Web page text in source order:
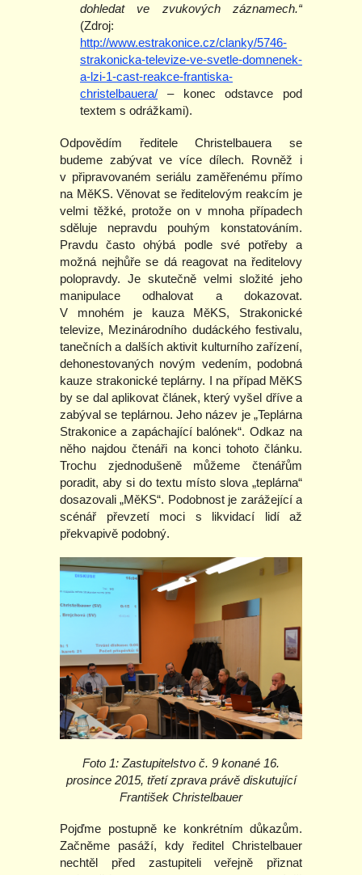
dohledat ve zvukových záznamech.“
(Zdroj:
http://www.estrakonice.cz/clanky/5746-
strakonicka-televize-ve-svetle-domnenek-
a-lzi-1-cast-reakce-frantiska-
christelbauera/ – konec odstavce pod
textem s odrážkami).
Odpovědím ředitele Christelbauera se
budeme zabývat ve více dílech. Rovněž i
v připravovaném seriálu zaměřenému přímo
na MěKS. Věnovat se ředitelovým reakcím je
velmi těžké, protože on v mnoha případech
sděluje nepravdu pouhým konstatováním.
Pravdu často ohýbá podle své potřeby a
možná nejhůře se dá reagovat na ředitelovy
polopravdy. Je skutečně velmi složité jeho
manipulace odhalovat a dokazovat.
V mnohém je kauza MěKS, Strakonické
televize, Mezinárodního dudáckého festivalu,
tanečních a dalších aktivit kulturního zařízení,
dehonestovaných novým vedením, podobná
kauze strakonické teplárny. I na případ MěKS
by se dal aplikovat článek, který vyšel dříve a
zabýval se teplárnou. Jeho název je „Teplárna
Strakonice a zapáchající balónek“. Odkaz na
něho najdou čtenáři na konci tohoto článku.
Trochu zjednodušeně můžeme čtenářům
poradit, aby si do textu místo slova „teplárna“
dosazovali „MěKS“. Podobnost je zarážející a
scénář převzetí moci s likvidací lidí až
překvapivě podobný.
Foto 1: Zastupitelstvo č. 9 konané 16.
prosince 2015, třetí zprava právě diskutující
František Christelbauer
Pojďme postupně ke konkrétním důkazům.
Začněme pasáží, kdy ředitel Christelbauer
nechtěl před zastupiteli veřejně přiznat